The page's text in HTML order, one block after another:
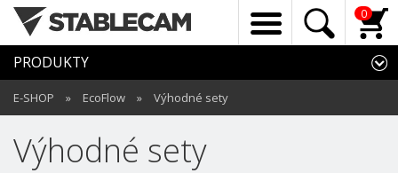
0
PRODUKTY
E-SHOP » EcoFlow » Výhodné sety
Výhodné sety